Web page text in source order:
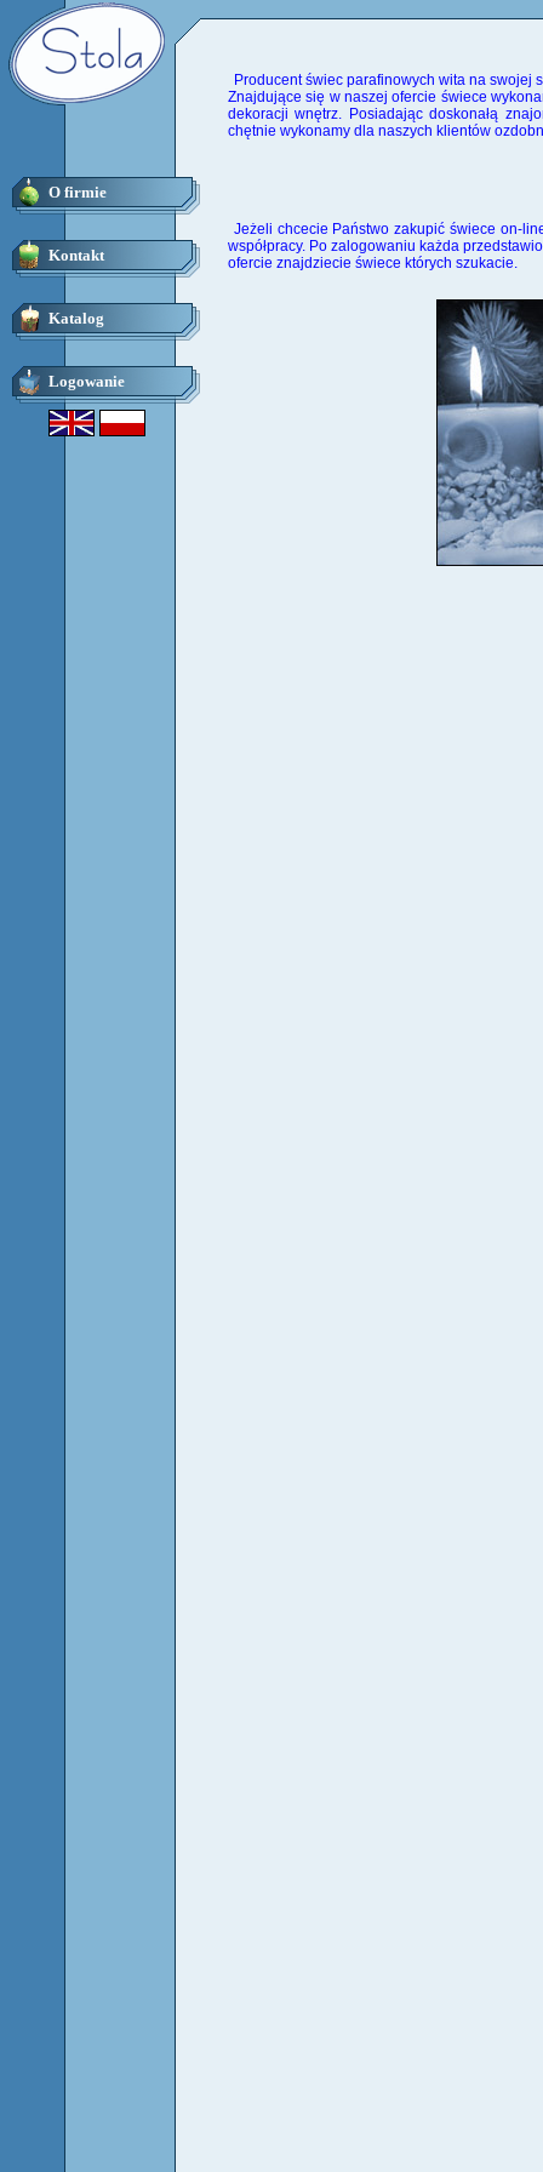
O firmie
Kontakt
Katalog
Logowanie
Producent świec parafinowych wita na swojej
Znajdujące się w naszej ofercie świece
dekoracji wnętrz. Posiadając doskonałą
chętnie wykonamy dla naszych klientów
Jeżeli chcecie Państwo zakupić świece on-
współpracy. Po zalogowaniu każda
ofercie znajdziecie świece których szukacie.